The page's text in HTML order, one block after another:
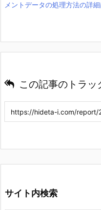
メントデータの処理方法の詳
この記事のトラッ
サイト内検索